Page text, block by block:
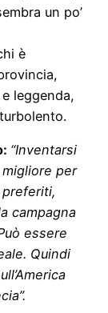
un po’
è
leggenda,
“Inventarsi
per
campagna
essere
Quindi